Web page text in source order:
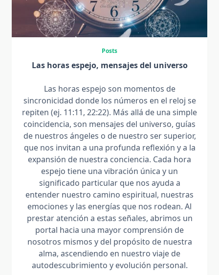
Posts
Las horas espejo, mensajes del universo
Las horas espejo son momentos de
sincronicidad donde los números en el reloj se
repiten (ej. 11:11, 22:22). Más allá de una simple
coincidencia, son mensajes del universo, guías
de nuestros ángeles o de nuestro ser superior,
que nos invitan a una profunda reflexión y a la
expansión de nuestra conciencia. Cada hora
espejo tiene una vibración única y un
significado particular que nos ayuda a
entender nuestro camino espiritual, nuestras
emociones y las energías que nos rodean. Al
prestar atención a estas señales, abrimos un
portal hacia una mayor comprensión de
nosotros mismos y del propósito de nuestra
alma, ascendiendo en nuestro viaje de
autodescubrimiento y evolución personal.